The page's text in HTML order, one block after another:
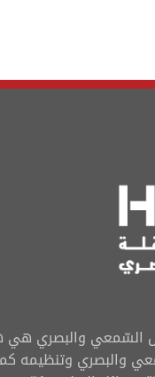
السّمعي والبصري
والبصري وتنظيمه